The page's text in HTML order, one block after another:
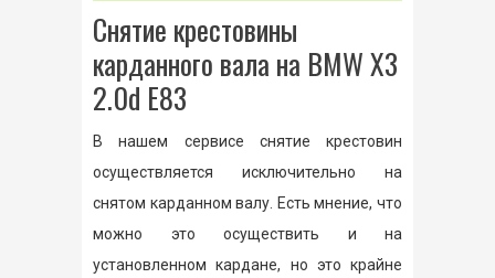
Снятие крестовины
карданного вала на BMW X3
2.0d E83
В нашем сервисе снятие крестовин
осуществляется исключительно на
снятом карданном валу. Есть мнение, что
можно это осуществить и на
установленном кардане, но это крайне